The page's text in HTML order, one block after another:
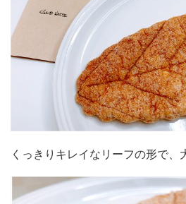
くっきりキレイなリーフの形で